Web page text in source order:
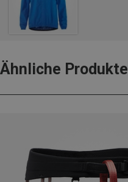
Ähnliche Produkte